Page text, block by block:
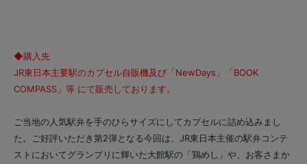
◆購入先
JR東日本主要駅のカプセル自販機及び「NewDays」「BOOK
COMPASS」等 にて販売しております。
ご当地の人気駅弁を手のひらサイズにしてカプセルに詰め込みまし
た。ご好評いただき第2弾となる今回は、JR東日本主催の駅弁コンテ
ストにおいてグランプリに輝いた大館駅の「鶏めし」や、お客さまか